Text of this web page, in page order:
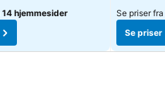
14 hjemmesider
Se priser fra
Se priser